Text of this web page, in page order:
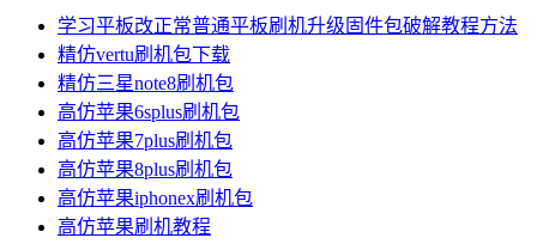
学习平板改正常普通平板刷机升级固件包破解教程方法
精仿vertu刷机包下载
精仿三星note8刷机包
高仿苹果6splus刷机包
高仿苹果7plus刷机包
高仿苹果8plus刷机包
高仿苹果iphonex刷机包
高仿苹果刷机教程